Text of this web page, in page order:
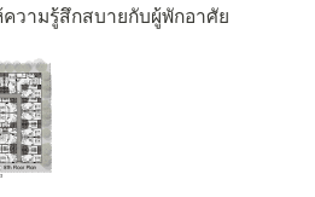
วามรู้สึกสบายกับผู้พักอาศัย